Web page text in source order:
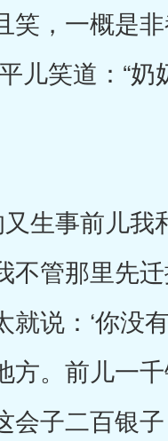
笑，一概是
儿笑道：“奶
生事前儿我
不管那里先
说：‘你没
方。前儿一
会子二百银